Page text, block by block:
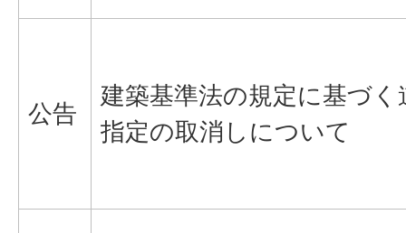
公告
建築基準法の規定に基づ
指定の取消しについて